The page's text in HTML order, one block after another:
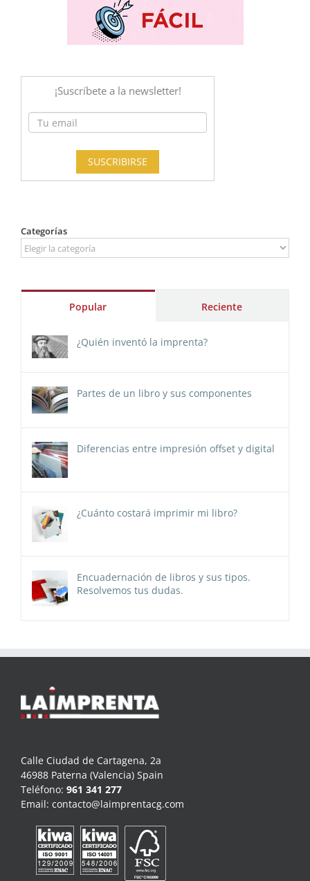
Categorías
Categorías
Popular Reciente
¿Quién inventó la imprenta?
Partes de un libro y sus componentes
Diferencias entre impresión offset y digital
¿Cuánto costará imprimir mi libro?
Encuadernación de libros y sus tipos.
Resolvemos tus dudas.
Calle Ciudad de Cartagena, 2a
46988 Paterna (Valencia) Spain
Teléfono: 961 341 277
Email: contacto@laimprentacg.com